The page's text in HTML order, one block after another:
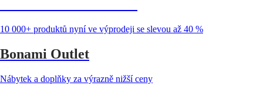
10 000+ produktů nyní ve výprodeji se slevou až 40 %
Bonami Outlet
Nábytek a doplňky za výrazně nižší ceny